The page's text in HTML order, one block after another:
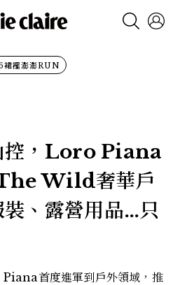
襬澎澎RUN
控，Loro Piana
Wild奢華戶
、露營用品…只
首度進軍到戶外領域，推